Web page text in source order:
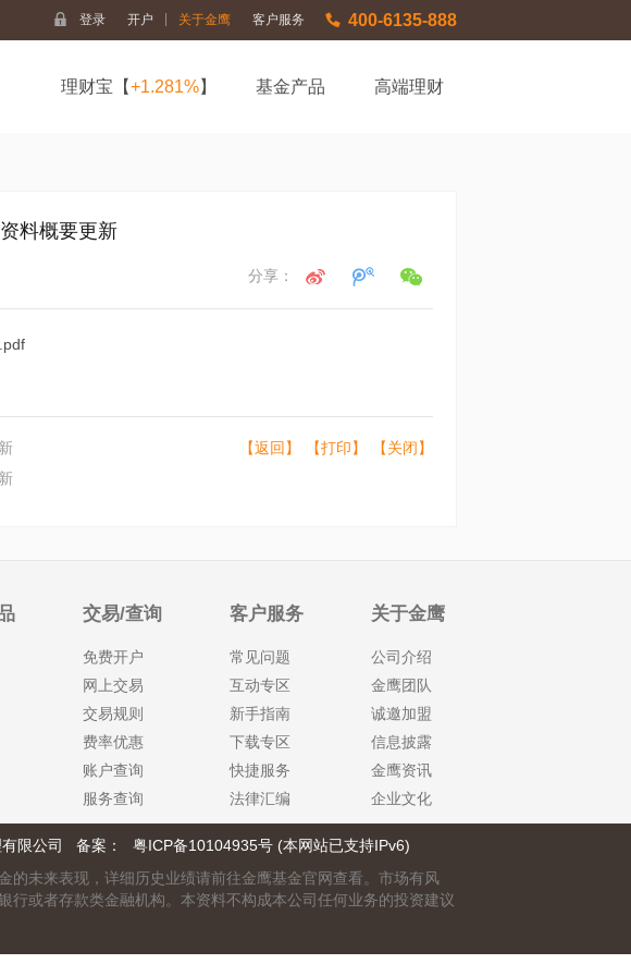
登录 开户 关于金鹰 客户服务 400-6135-888
理财宝【+1.281%】 基金产品 高端理财
料概要更新
分享：
【返回】 【打印】 【关闭】
交易/查询
免费开户
网上交易
交易规则
费率优惠
账户查询
服务查询
客户服务
常见问题
互动专区
新手指南
下载专区
快捷服务
法律汇编
关于金鹰
公司介绍
金鹰团队
诚邀加盟
信息披露
金鹰资讯
企业文化
公司 备案：
粤ICP备10104935号 (本网站已支持IPv6)
的未来表现，详细历史业绩请前往金鹰基金官网查看。市场有风
或者存款类金融机构。本资料不构成本公司任何业务的投资建议